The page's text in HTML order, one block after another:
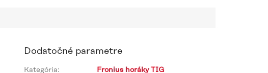
Dodatočné parametre
Kategória:
Fronius horáky TIG